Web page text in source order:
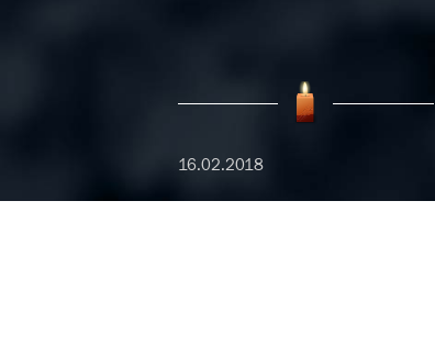
16.02.2018